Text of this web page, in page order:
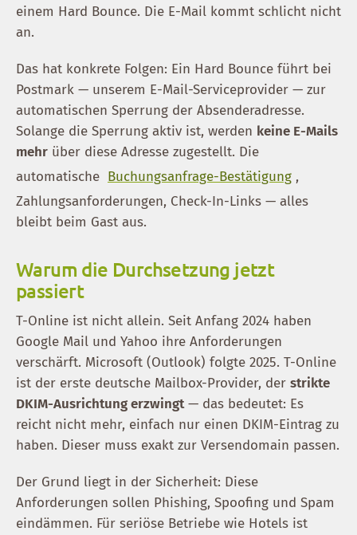
einem Hard Bounce. Die E-Mail kommt schlicht nicht
an.
Das hat konkrete Folgen: Ein Hard Bounce führt bei
Postmark — unserem E-Mail-Serviceprovider — zur
automatischen Sperrung der Absenderadresse.
Solange die Sperrung aktiv ist, werden keine E-Mails
mehr über diese Adresse zugestellt. Die
automatische Buchungsanfrage-Bestätigung ,
Zahlungsanforderungen, Check-In-Links — alles
bleibt beim Gast aus.
Warum die Durchsetzung jetzt
passiert
T-Online ist nicht allein. Seit Anfang 2024 haben
Google Mail und Yahoo ihre Anforderungen
verschärft. Microsoft (Outlook) folgte 2025. T-Online
ist der erste deutsche Mailbox-Provider, der strikte
DKIM-Ausrichtung erzwingt— das bedeutet: Es
reicht nicht mehr, einfach nur einen DKIM-Eintrag zu
haben. Dieser muss exakt zur Versendomain passen.
Der Grund liegt in der Sicherheit: Diese
Anforderungen sollen Phishing, Spoofing und Spam
eindämmen. Für seriöse Betriebe wie Hotels ist